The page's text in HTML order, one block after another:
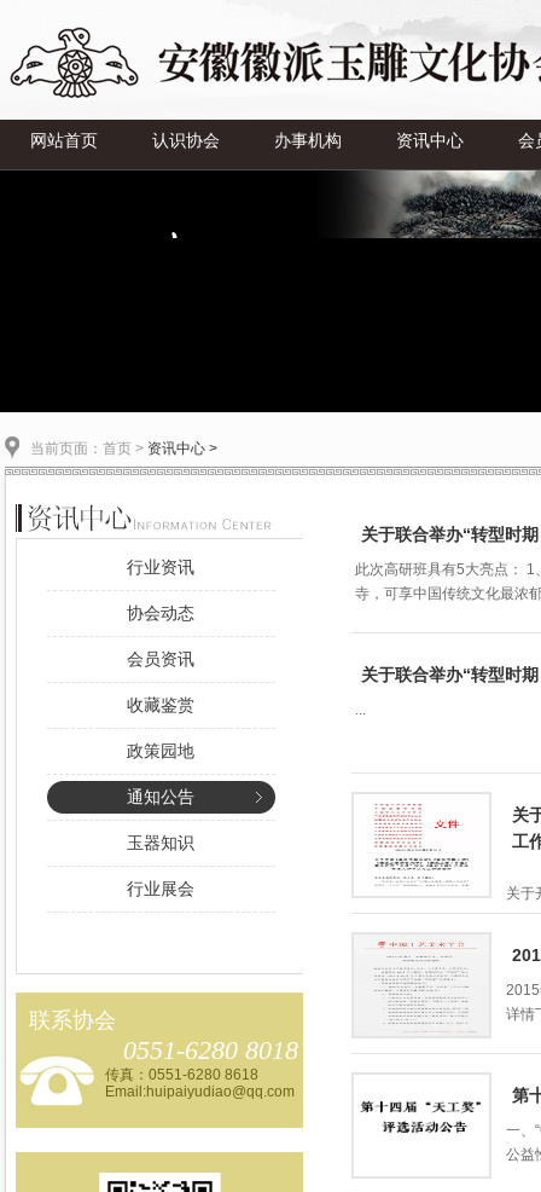
网站首页 认识协会 办事机构 资讯中心 会
当前页面： 首页 > 资讯中心 >
行业资讯
协会动态
会员资讯
收藏鉴赏
政策园地
通知公告
玉器知识
行业展会
联系协会
0551-6280 8018
传真：0551-6280 8618
Email:huipaiyudiao@qq.com
关于联合举办“转型时
此次高研班具有5大亮点：
寺，可享中国传统文化最浓
关于联合举办“转型时
...
关
工
关于
2015
详情
第
一、
公益